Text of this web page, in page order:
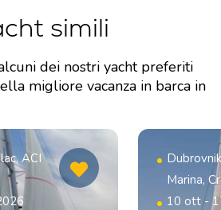
simili
dei nostri yacht preferiti
migliore vacanza in barca in
ACI
Marina,
10 ott -